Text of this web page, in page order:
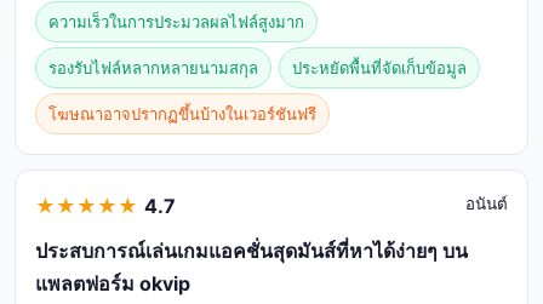
ความเร็วในการประมวลผลไฟล์สูงมาก
รองรับไฟล์หลากหลายนามสกุล ประหยัดพื้นที่จัดเก็บข้อมูล
โฆษณาอาจปรากฏขึ้นบ้างในเวอร์ชันฟรี
★ ★ ★ ★ ★ 4.7 อนันต์
ประสบการณ์เล่นเกมแอคชั่นสุดมันส์ที่หาได้ง่ายๆ บน
แพลตฟอร์ม okvip